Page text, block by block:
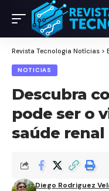
Revista Tecnologia Notícias >
NOTICIAS
Descubra
pode ser o
saúde renal
Diego Rodriguez